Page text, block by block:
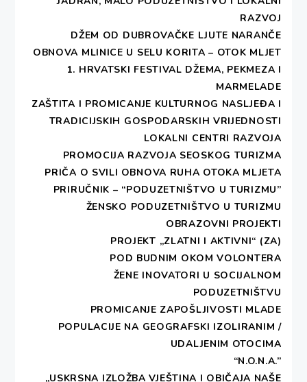
RAZVOJ
DŽEM OD DUBROVAČKE LJUTE NARANČE
OBNOVA MLINICE U SELU KORITA – OTOK MLJET
1. HRVATSKI FESTIVAL DŽEMA, PEKMEZA I
MARMELADE
ZAŠTITA I PROMICANJE KULTURNOG NASLJEĐA I
TRADICIJSKIH GOSPODARSKIH VRIJEDNOSTI
LOKALNI CENTRI RAZVOJA
PROMOCIJA RAZVOJA SEOSKOG TURIZMA
PRIČA O SVILI OBNOVA RUHA OTOKA MLJETA
PRIRUČNIK – “PODUZETNIŠTVO U TURIZMU”
ŽENSKO PODUZETNIŠTVO U TURIZMU
OBRAZOVNI PROJEKTI
PROJEKT „ZLATNI I AKTIVNI“ (ZA)
POD BUDNIM OKOM VOLONTERA
ŽENE INOVATORI U SOCIJALNOM
PODUZETNIŠTVU
PROMICANJE ZAPOŠLJIVOSTI MLADE
POPULACIJE NA GEOGRAFSKI IZOLIRANIM /
UDALJENIM OTOCIMA
“N.O.N.A.”
„USKRSNA IZLOŽBA VJEŠTINA I OBIČAJA NAŠE
Copyright DESA - All rights reserved.
Thememattic